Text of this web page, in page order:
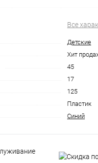
Все
Детские
Хит
45
17
125
Пластик
Синий